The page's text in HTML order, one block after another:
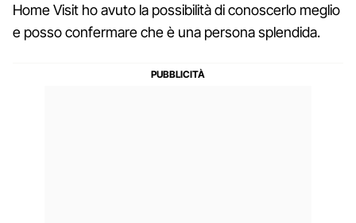
Home Visit ho avuto la possibilità di conoscerlo meglio
e posso confermare che è una persona splendida.